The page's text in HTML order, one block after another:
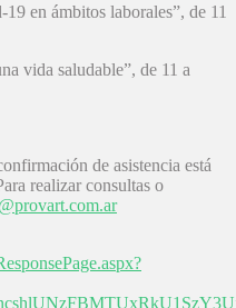
en ámbitos laborales”, de 11
vida saludable”, de 11 a
de asistencia está
realizar consultas o